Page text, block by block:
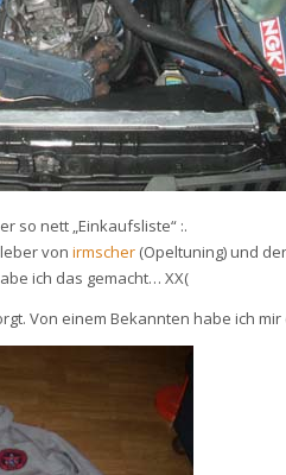
so nett „Einkaufsliste“ :.
von irmscher (Opeltuning) und
ich das gemacht… XX(
Von einem Bekannten habe ich mir